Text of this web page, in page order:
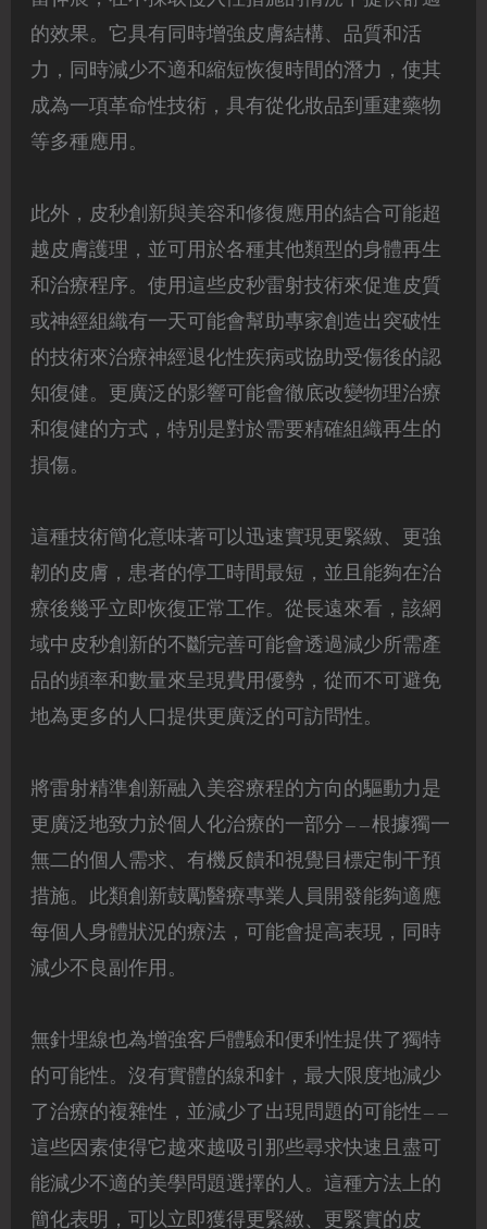
的效果。它具有同時增強皮膚結構、品質和活
力，同時減少不適和縮短恢復時間的潛力，使其
成為一項革命性技術，具有從化妝品到重建藥物
等多種應用。
此外，皮秒創新與美容和修復應用的結合可能超
越皮膚護理，並可用於各種其他類型的身體再生
和治療程序。使用這些皮秒雷射技術來促進皮質
或神經組織有一天可能會幫助專家創造出突破性
的技術來治療神經退化性疾病或協助受傷後的認
知復健。更廣泛的影響可能會徹底改變物理治療
和復健的方式，特別是對於需要精確組織再生的
損傷。
這種技術簡化意味著可以迅速實現更緊緻、更強
韌的皮膚，患者的停工時間最短，並且能夠在治
療後幾乎立即恢復正常工作。從長遠來看，該網
域中皮秒創新的不斷完善可能會透過減少所需產
品的頻率和數量來呈現費用優勢，從而不可避免
地為更多的人口提供更廣泛的可訪問性。
將雷射精準創新融入美容療程的方向的驅動力是
更廣泛地致力於個人化治療的一部分——根據獨一
無二的個人需求、有機反饋和視覺目標定制干預
措施。此類創新鼓勵醫療專業人員開發能夠適應
每個人身體狀況的療法，可能會提高表現，同時
減少不良副作用。
無針埋線也為增強客戶體驗和便利性提供了獨特
的可能性。沒有實體的線和針，最大限度地減少
了治療的複雜性，並減少了出現問題的可能性——
這些因素使得它越來越吸引那些尋求快速且盡可
能減少不適的美學問題選擇的人。這種方法上的
簡化表明，可以立即獲得更緊緻、更緊實的皮